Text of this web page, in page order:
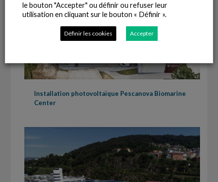
Installation photovoltaïque Pescanova Biomarine
Center
le bouton "Accepter" ou définir ou refuser leur
utilisation en cliquant sur le bouton « Définir ».
Définir les cookies Accepter